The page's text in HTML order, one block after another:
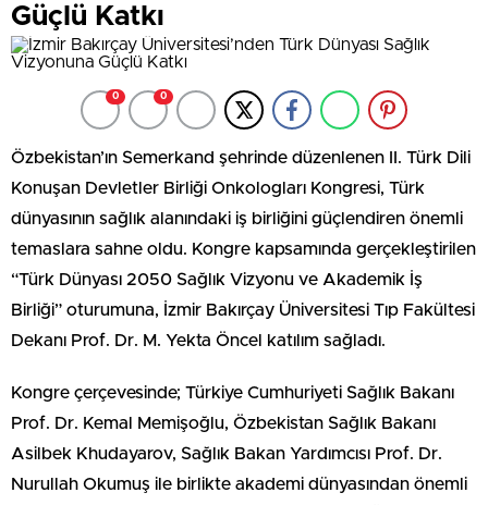
Güçlü Katkı
0 0
Özbekistan’ın Semerkand şehrinde düzenlenen II. Türk Dili
Konuşan Devletler Birliği Onkologları Kongresi, Türk
dünyasının sağlık alanındaki iş birliğini güçlendiren önemli
temaslara sahne oldu. Kongre kapsamında gerçekleştirilen
“Türk Dünyası 2050 Sağlık Vizyonu ve Akademik İş
Birliği” oturumuna, İzmir Bakırçay Üniversitesi Tıp Fakültesi
Dekanı Prof. Dr. M. Yekta Öncel katılım sağladı.
Kongre çerçevesinde; Türkiye Cumhuriyeti Sağlık Bakanı
Prof. Dr. Kemal Memişoğlu, Özbekistan Sağlık Bakanı
Asilbek Khudayarov, Sağlık Bakan Yardımcısı Prof. Dr.
Nurullah Okumuş ile birlikte akademi dünyasından önemli